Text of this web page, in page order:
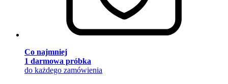
Co najmniej
1 darmowa próbka
do każdego zamówienia